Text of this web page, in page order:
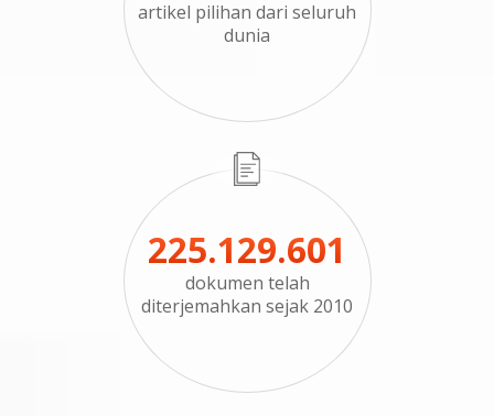
artikel pilihan dari seluruh
dunia
225.129.601
dokumen telah
diterjemahkan sejak 2010